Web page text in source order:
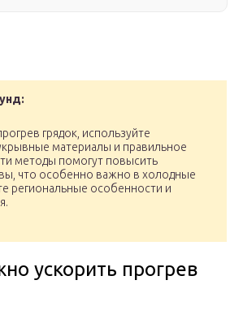
грядок, используйте
материалы и правильное
методы помогут повысить
что особенно важно в холодные
региональные особенности и
ускорить прогрев